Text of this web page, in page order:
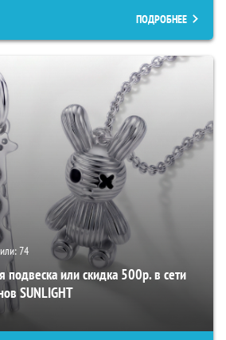
ПОДРОБНЕЕ
74
подвеска или скидка 500р. в сети
SUNLIGHT